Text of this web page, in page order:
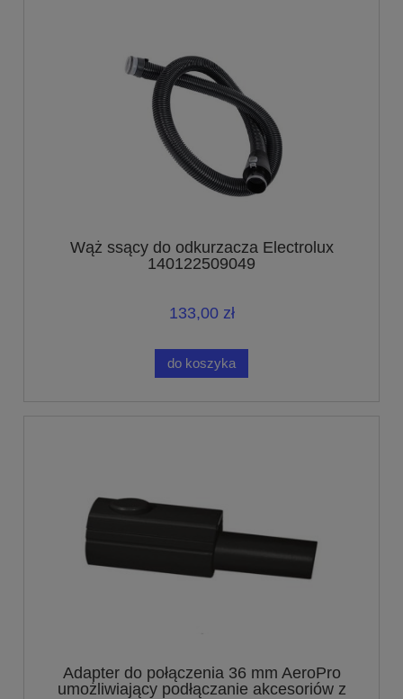
Wąż ssący do odkurzacza Electrolux
140122509049
133,00 zł
do koszyka
Adapter do połączenia 36 mm AeroPro
umożliwiający podłączanie akcesoriów z